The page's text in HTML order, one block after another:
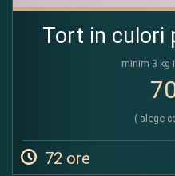
Tort in culori
minim 3 kg
( alege
72 ore